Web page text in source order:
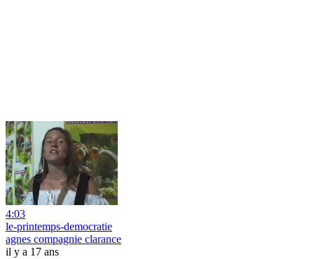
4:03
le-printemps-democratie
agnes compagnie clarance
il y a 17 ans